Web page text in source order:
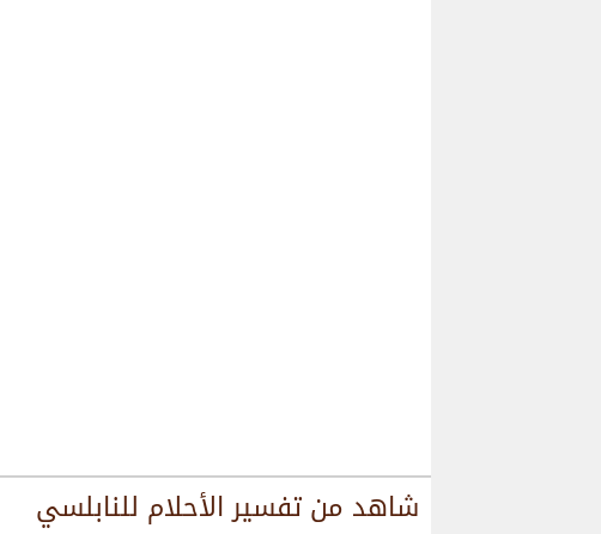
شاهد منتفسير الأحلام للنابلسي